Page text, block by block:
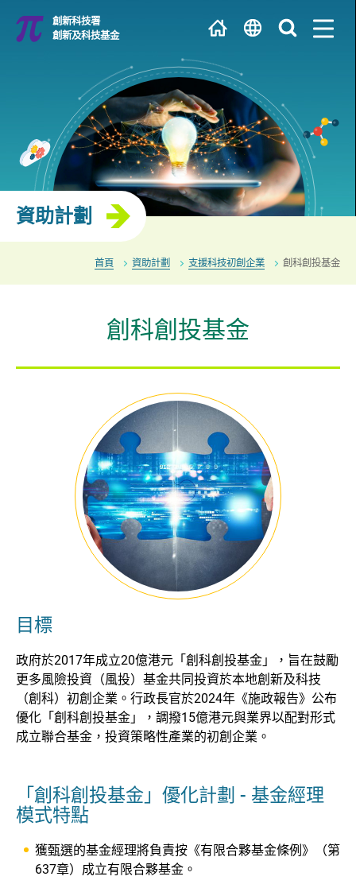
創新科技署
創新及科技基金
EN
简
資助計劃
首頁 資助計劃 支援科技初創企業 創科創投基金
創科創投基金
目標
政府於2017年成立20億港元「創科創投基金」，旨在鼓勵
更多風險投資（風投）基金共同投資於本地創新及科技
（創科）初創企業。行政長官於2024年《施政報告》公布
優化「創科創投基金」，調撥15億港元與業界以配對形式
成立聯合基金，投資策略性產業的初創企業。
「創科創投基金」優化計劃 - 基金經理
模式特點
獲甄選的基金經理將負責按《有限合夥基金條例》（第
637章）成立有限合夥基金。
R&D Centre
University / Research Institute
Enterprise / Start-up / Innovation and
Technology Accelerators